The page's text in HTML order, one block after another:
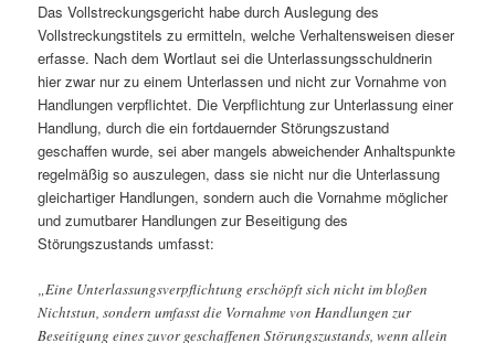
Das Vollstreckungsgericht habe durch Auslegung des
Vollstreckungstitels zu ermitteln, welche Verhaltensweisen dieser
erfasse. Nach dem Wortlaut sei die Unterlassungsschuldnerin
hier zwar nur zu einem Unterlassen und nicht zur Vornahme von
Handlungen verpflichtet. Die Verpflichtung zur Unterlassung einer
Handlung, durch die ein fortdauernder Störungszustand
geschaffen wurde, sei aber mangels abweichender Anhaltspunkte
regelmäßig so auszulegen, dass sie nicht nur die Unterlassung
gleichartiger Handlungen, sondern auch die Vornahme möglicher
und zumutbarer Handlungen zur Beseitigung des
Störungszustands umfasst:
„Eine Unterlassungsverpflichtung erschöpft sich nicht im bloßen
Nichtstun, sondern umfasst die Vornahme von Handlungen zur
Beseitigung eines zuvor geschaffenen Störungszustands, wenn allein